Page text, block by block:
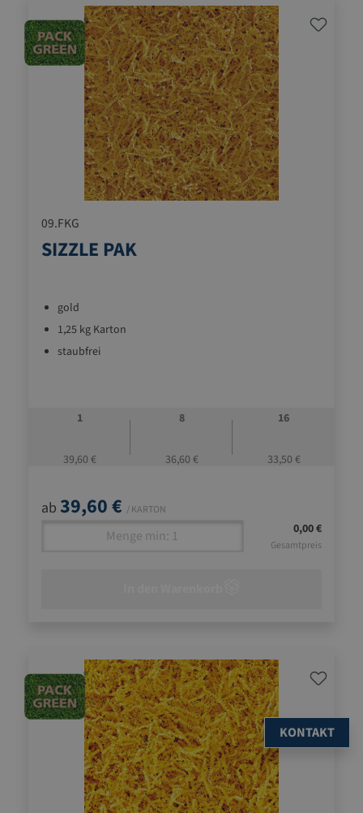
09.FKG
SIZZLE PAK
gold
1,25 kg Karton
staubfrei
1
39,60 €
8
36,60 €
16
33,50 €
ab 39,60 € / KARTON
0,00 €
Gesamtpreis
KONTAKT